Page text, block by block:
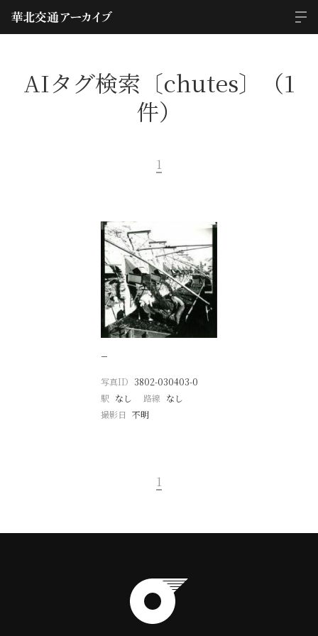
AIタグ検索〔chutes〕（1
件）
1
−
写真ID 3802-030403-0
駅 なし 路線 なし
撮影日
不明
1